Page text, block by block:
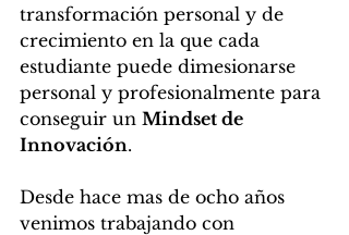
transformación personal y de
crecimiento en la que cada
estudiante puede dimesionarse
personal y profesionalmente para
conseguir un Mindset de
Innovación.
Desde hace mas de ocho años
venimos trabajando con